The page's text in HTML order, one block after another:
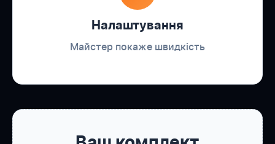
Налаштування
Майстер покаже швидкість